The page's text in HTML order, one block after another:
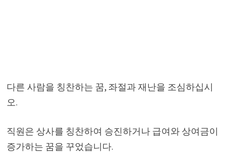
다른 사람을 칭찬하는 꿈, 좌절과 재난을 조심하십시
오.
직원은 상사를 칭찬하여 승진하거나 급여와 상여금이
증가하는 꿈을 꾸었습니다.